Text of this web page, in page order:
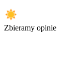
Zbieramy opinie